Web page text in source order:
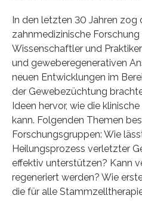
In den letzten 30 Jahren zog
zahnmedizinische
Wissenschaftler und
und geweberegenerativen
neuen Entwicklungen im
der Gewebezüchtung
Ideen hervor, wie die
kann. Folgenden Themen
Forschungsgruppen: Wie
Heilungsprozess verletzter
effektiv unterstützen? Kann
regeneriert werden? Wie
die für alle